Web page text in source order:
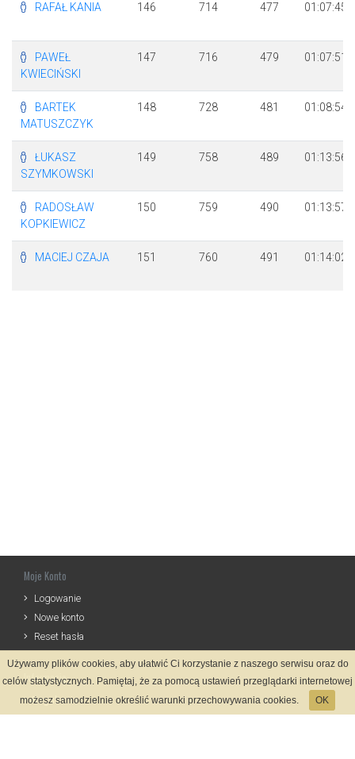
RAFAŁ KANIA 146 714 477 01:07:45
PAWEŁ
KWIECIŃSKI
147 716 479 01:07:51
BARTEK
MATUSZCZYK
148 728 481 01:08:54
ŁUKASZ
SZYMKOWSKI
149 758 489 01:13:56
RADOSŁAW
KOPKIEWICZ
150 759 490 01:13:57
MACIEJ CZAJA 151 760 491 01:14:02
Moje Konto
Logowanie
Nowe konto
Reset hasła
Informacje
Regulamin
Używamy plików cookies, aby ułatwić Ci korzystanie z naszego serwisu oraz do
celów statystycznych. Pamiętaj, że za pomocą ustawień przeglądarki internetowej
możesz samodzielnie określić warunki przechowywania cookies.
OK